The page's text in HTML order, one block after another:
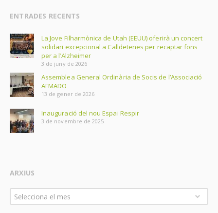
ENTRADES RECENTS
La Jove Filharmònica de Utah (EEUU) oferirà un concert
solidari excepcional a Calldetenes per recaptar fons
per a l’Alzheimer
3 de juny de 2026
Assemblea General Ordinària de Socis de l’Associació
AFMADO
13 de gener de 2026
Inauguració del nou Espai Respir
3 de novembre de 2025
ARXIUS
Arxius
Selecciona el mes